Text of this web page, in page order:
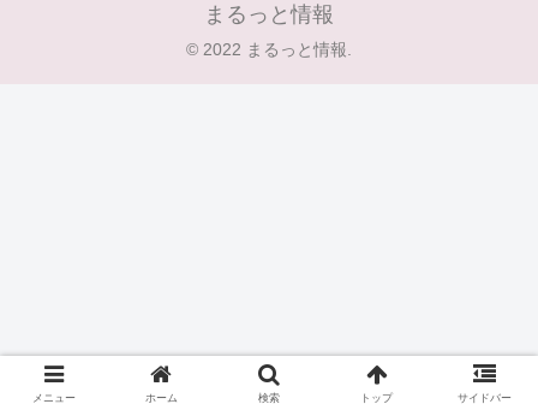
まるっと情報
© 2022 まるっと情報.
メニュー ホーム 検索 トップ サイドバー